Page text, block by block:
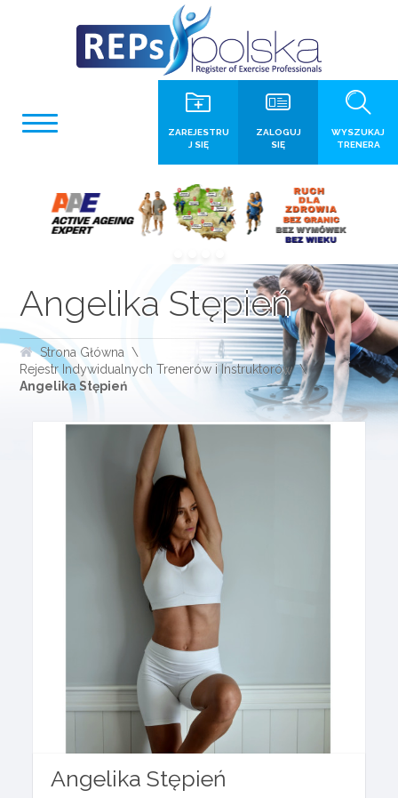
WYSZUKAJ
TRENERA
ZALOGUJ
SIĘ
ZAREJESTRU
J SIĘ
Angelika Stępień
Strona Główna
Rejestr Indywidualnych Trenerów i Instruktorów
Angelika Stępień
Angelika Stępień